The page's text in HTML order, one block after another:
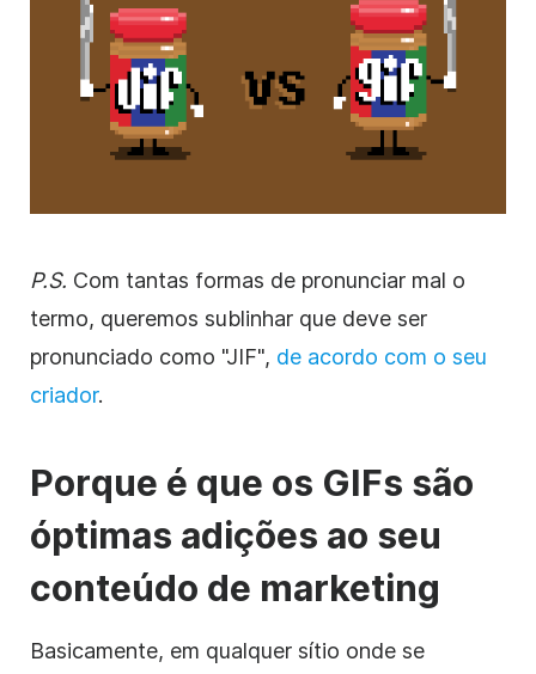
P.S. Com tantas formas de pronunciar mal o
termo, queremos sublinhar que deve ser
pronunciado como "JIF", de acordo com o seu
criador.
Porque é que os GIFs são
óptimas adições ao seu
conteúdo de marketing
Basicamente, em qualquer sítio onde se